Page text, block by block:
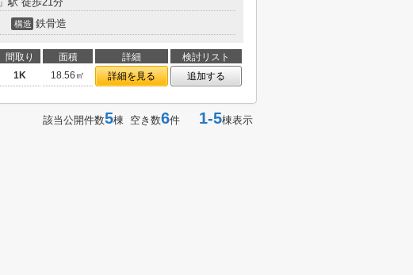
構造 鉄骨造
間取り 面積 詳細
検討リスト
1K 18.56㎡ 詳細を見る 追加する
該当公開件数5棟 空き数6件 1-5棟表示